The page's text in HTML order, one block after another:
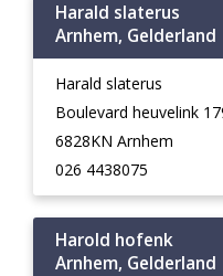
Harald slaterus
Arnhem, Gelderland
Harald slaterus
Boulevard heuvelink
6828KN Arnhem
026 4438075
Harold hofenk
Arnhem, Gelderland